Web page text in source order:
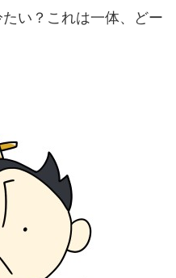
い？これは一体、どー